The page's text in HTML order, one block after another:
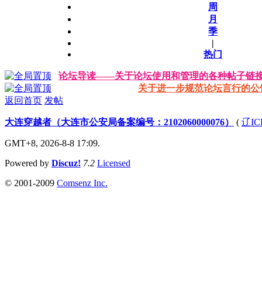
周
月
季
|
热门
论坛导读——关于论坛使用和管理的各种帖子链
关于进一步规范论坛言行的公
返回首页 发帖
大连穿越者（大连市公安局备案编号：2102060000076） ( 辽
GMT+8, 2026-8-8 17:09.
Powered by Discuz! 7.2 Licensed
© 2001-2009 Comsenz Inc.